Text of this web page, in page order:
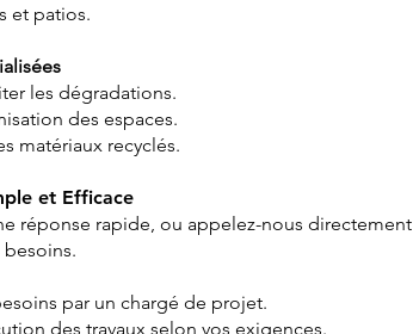
et patios.
les dégradations.
des espaces.
matériaux recyclés.
et Efficace
réponse rapide, ou appelez-nous directement
par un chargé de projet.
des travaux selon vos exigences.